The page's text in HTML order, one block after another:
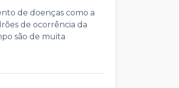
de doenças como a
de ocorrência da
são de muita